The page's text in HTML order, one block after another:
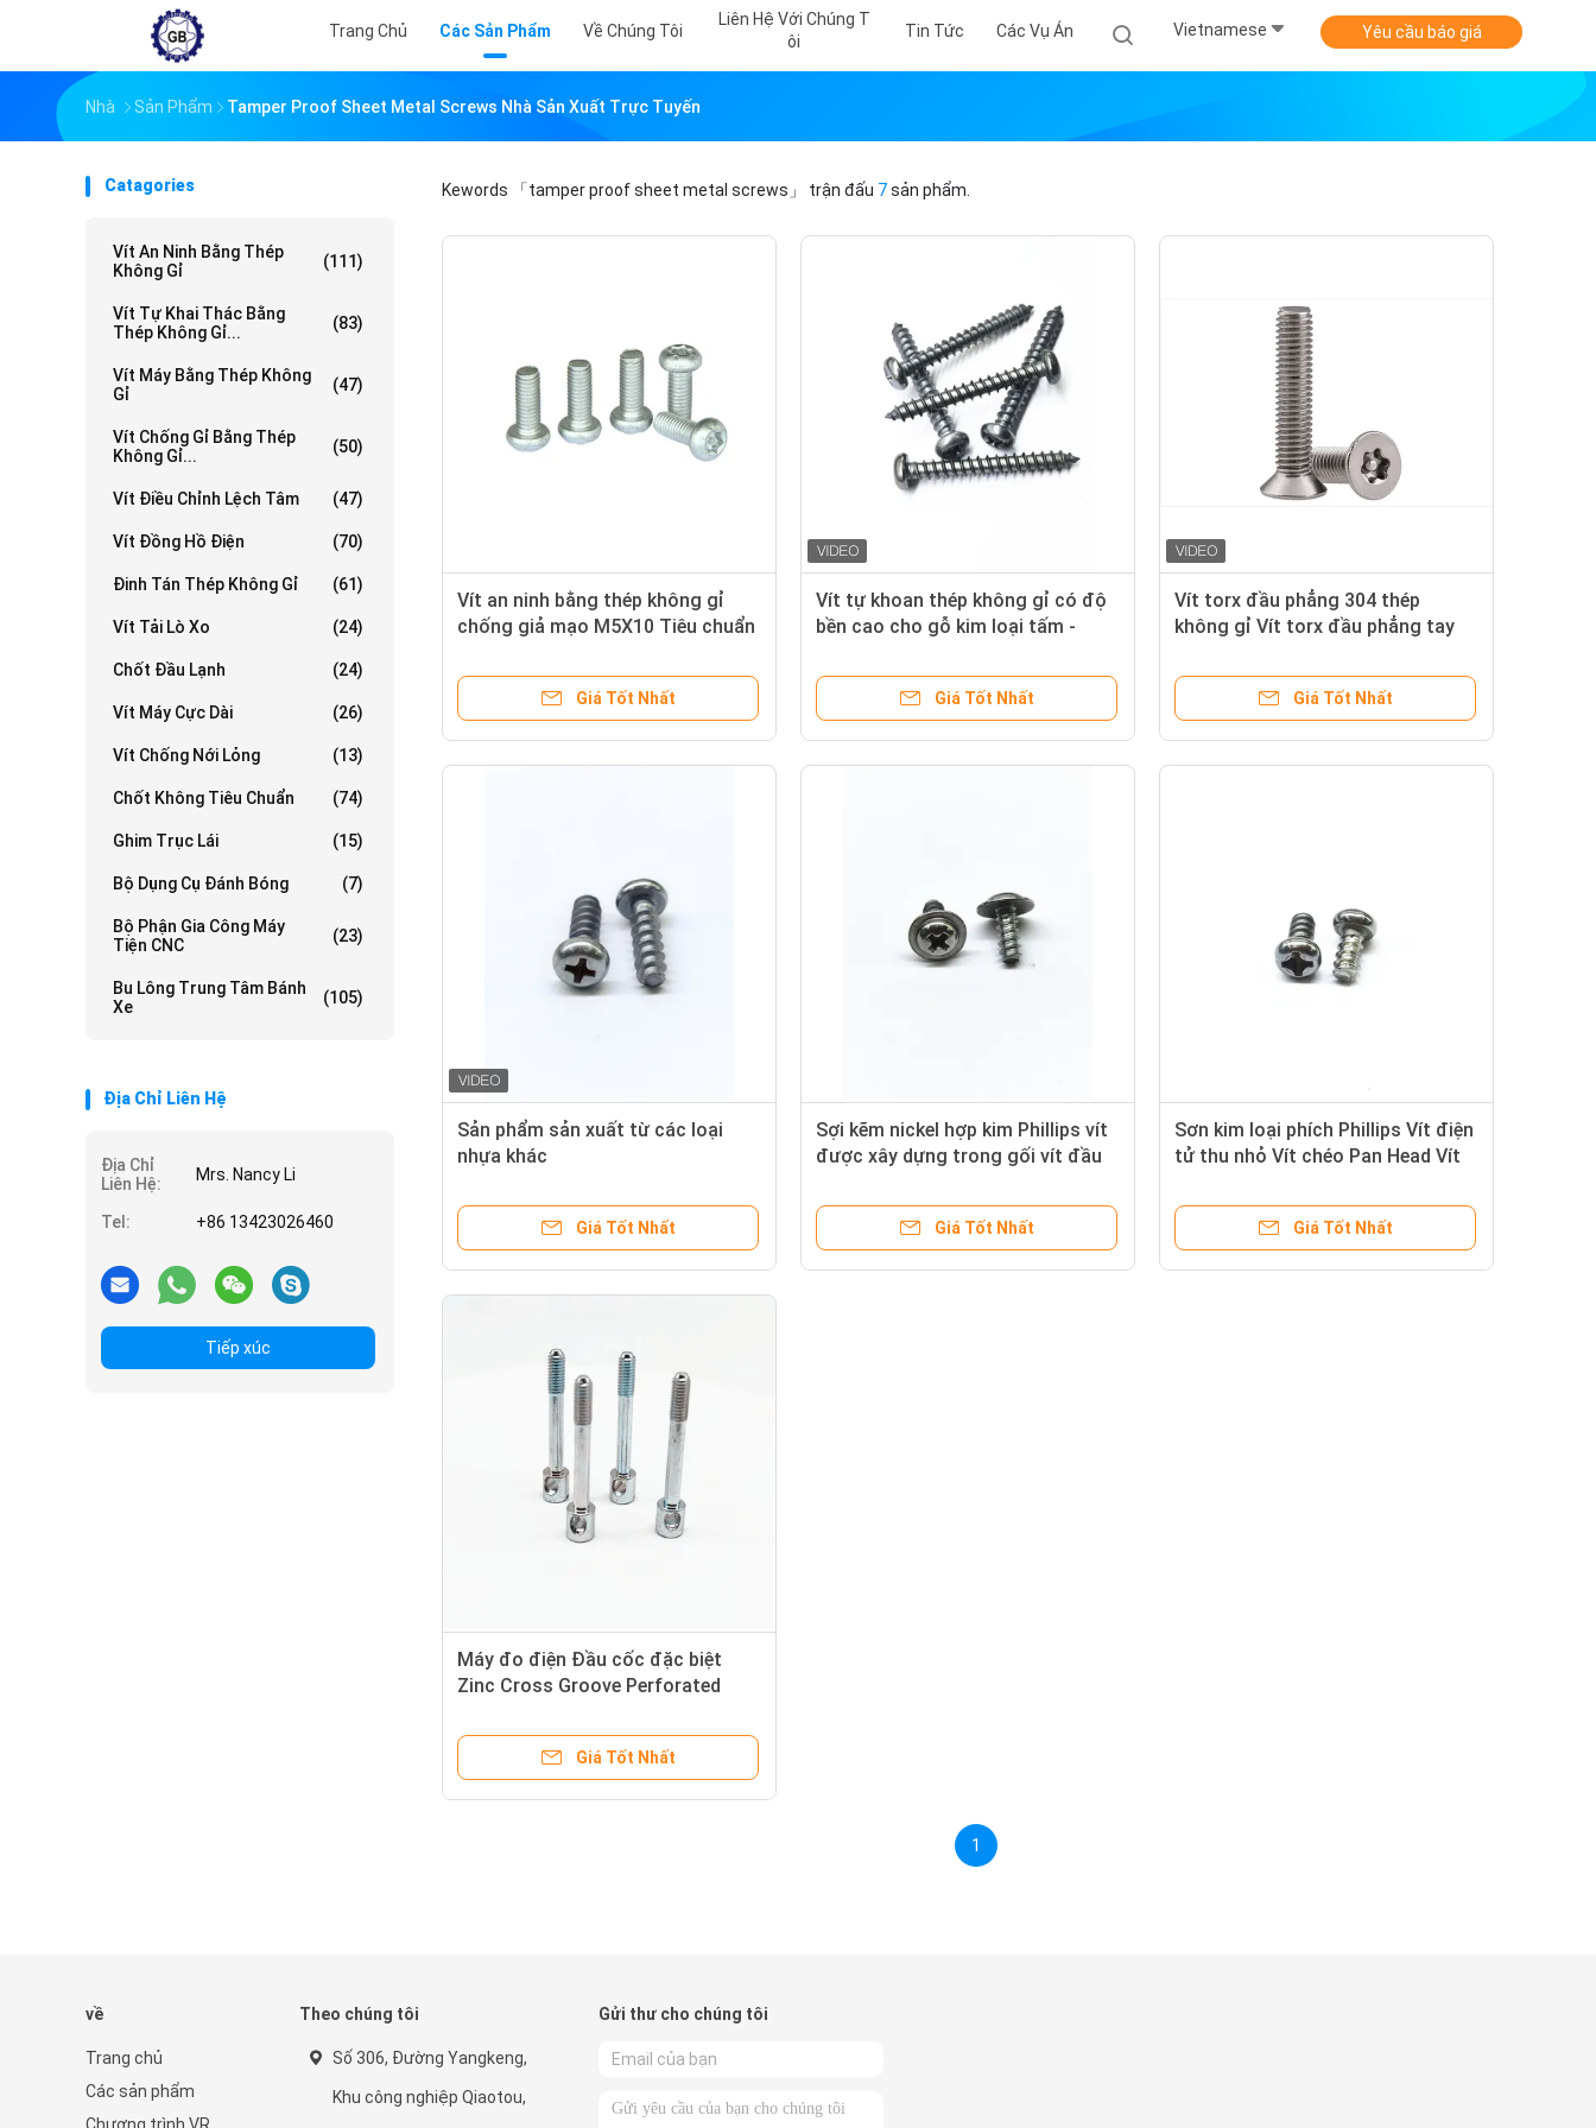
Trang Chủ Các Sản Phẩm Về Chúng Tôi
Liên Hệ Với Chúng T
Ôi
Tin Tức Các Vụ Án Vietnamese Yêu cầu báo giá
Nhà Sản Phẩm Tamper Proof Sheet Metal Screws Nhà Sản Xuất Trực Tuyến
Catagories
Vít An Ninh Bằng Thép
Không Gỉ
(111)
Vít Tự Khai Thác Bằng
Thép Không Gỉ...
(83)
Vít Máy Bằng Thép Không
Gỉ
(47)
Vít Chống Gỉ Bằng Thép
Không Gỉ...
(50)
Vít Điều Chỉnh Lệch Tâm (47)
Vít Đồng Hồ Điện (70)
Đinh Tán Thép Không Gỉ (61)
Vít Tải Lò Xo (24)
Chốt Đầu Lạnh (24)
Vít Máy Cực Dài (26)
Vít Chống Nới Lỏng (13)
Chốt Không Tiêu Chuẩn (74)
Ghim Trục Lái (15)
Bộ Dụng Cụ Đánh Bóng (7)
Bộ Phận Gia Công Máy
Tiện CNC
(23)
Bu Lông Trung Tâm Bánh
Xe
(105)
Địa Chỉ Liên Hệ
Địa Chỉ
Liên Hệ:
Mrs. Nancy Li
Tel: +86 13423026460
Tiếp xúc
Kewords 「tamper proof sheet metal screws」 trận đấu 7sản phẩm.
Vít an ninh bằng thép không gỉ
chống giả mạo M5X10 Tiêu chuẩn
Giá Tốt Nhất
Vít tự khoan thép không gỉ có độ
bền cao cho gỗ kim loại tấm -
mòn
Giá Tốt Nhất
Vít torx đầu phẳng 304 thép
không gỉ Vít torx đầu phẳng tay
Giá Tốt Nhất
Sản phẩm sản xuất từ các loại
nhựa khác
Giá Tốt Nhất
Sợi kẽm nickel hợp kim Phillips vít
được xây dựng trong gối vít đầu
Giá Tốt Nhất
Sơn kim loại phích Phillips Vít điện
tử thu nhỏ Vít chéo Pan Head Vít
Giá Tốt Nhất
Máy đo điện Đầu cốc đặc biệt
Zinc Cross Groove Perforated
Giá Tốt Nhất
1
về
Trang chủ
Các sản phẩm
Theo chúng tôi
Số 306, Đường Yangkeng,
Khu công nghiệp Qiaotou,
Gửi thư cho chúng tôi